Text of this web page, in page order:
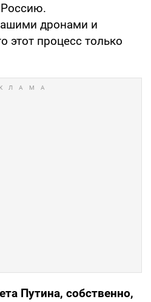
дронами и
этот процесс только
Путина, собственно,